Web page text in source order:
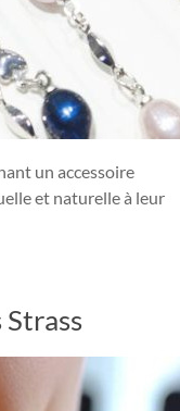
un accessoire
et naturelle à leur